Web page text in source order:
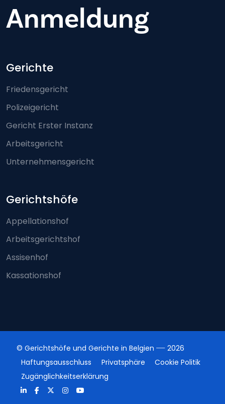
Anmeldung
Footer-menu
Gerichte
Friedensgericht
Polizeigericht
Gericht Erster Instanz
Arbeitsgericht
Unternehmensgericht
Gerichtshöfe
Appellationshof
Arbeitsgerichtshof
Assisenhof
Kassationshof
© Gerichtshöfe und Gerichte in Belgien
2026
Haftungsausschluss
Privatsphäre
Cookie Politik
Zugänglichkeitserklärung